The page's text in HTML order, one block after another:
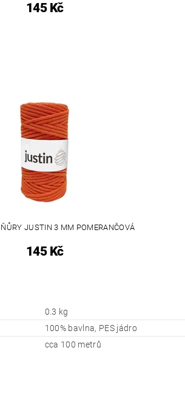
145 Kč
JUSTIN 3 MM POMERANČOVÁ
145 Kč
0.3 kg
100% bavlna, PES jádro
cca 100 metrů